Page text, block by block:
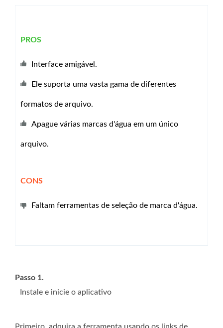
PROS
Interface amigável.
Ele suporta uma vasta gama de diferentes
formatos de arquivo.
Apague várias marcas d'água em um único
arquivo.
CONS
Faltam ferramentas de seleção de marca d'água.
Passo 1.
Instale e inicie o aplicativo